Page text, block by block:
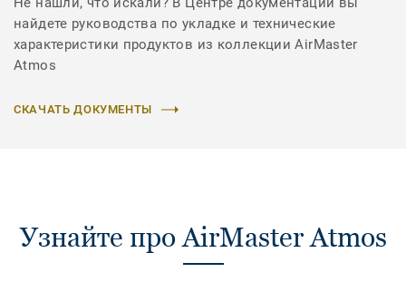
найдете руководства по укладке и технические
характеристики продуктов из коллекции AirMaster
Atmos
СКАЧАТЬ ДОКУМЕНТЫ
Узнайте про AirMaster Atmos